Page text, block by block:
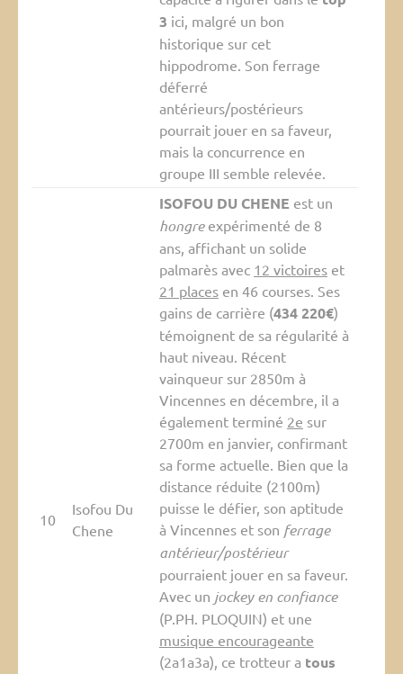
3 ici, malgré un bon
historique sur cet
hippodrome. Son ferrage
déferré
antérieurs/postérieurs
pourrait jouer en sa faveur,
mais la concurrence en
groupe III semble relevée.
10
Isofou Du
Chene
ISOFOU DU CHENE est un
hongreexpérimenté de 8
ans, affichant un solide
palmarès avec 12 victoireset
21 placesen 46 courses. Ses
gains de carrière (434 220€)
témoignent de sa régularité à
haut niveau. Récent
vainqueur sur 2850m à
Vincennes en décembre, il a
également terminé 2e sur
2700m en janvier, confirmant
sa forme actuelle. Bien que la
distance réduite (2100m)
puisse le défier, son aptitude
à Vincennes et son ferrage
antérieur/postérieur
pourraient jouer en sa faveur.
Avec un jockey en confiance
(P.PH. PLOQUIN) et une
musique encourageante
(2a1a3a), ce trotteur a tous